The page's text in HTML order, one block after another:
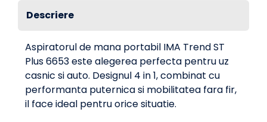
Descriere
Aspiratorul de mana portabil IMA Trend ST
Plus 6653 este alegerea perfecta pentru uz
casnic si auto. Designul 4 in 1, combinat cu
performanta puternica si mobilitatea fara fir,
il face ideal pentru orice situatie.